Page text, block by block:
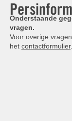
Onderstaande
vragen.
Voor overige
het contactformulier.